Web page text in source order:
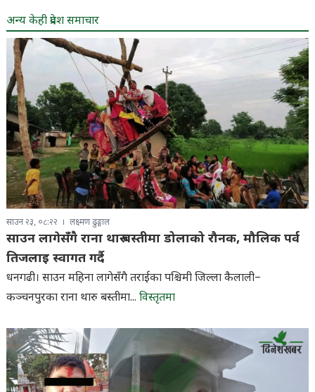
अन्य केही प्रदेश समाचार
साउन २३, ०८:२२ लक्ष्मण ढुङ्गाल
साउन लागेसँगै राना थारु बस्तीमा डोलाको रौनक, मौलिक पर्व
तिजलाइ स्वागत गर्दै
धनगढी। साउन महिना लागेसँगै तराईका पश्चिमी जिल्ला कैलाली–
कञ्चनपुरका राना थारु बस्तीमा... विस्तृतमा